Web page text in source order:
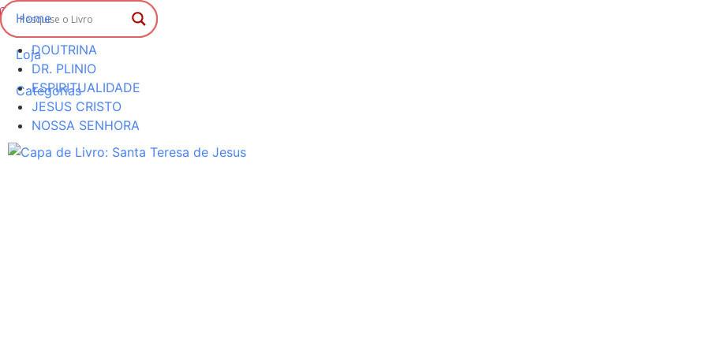
Home
Loja
Categorias
DOUTRINA
DR. PLINIO
ESPIRITUALIDADE
JESUS CRISTO
NOSSA SENHORA